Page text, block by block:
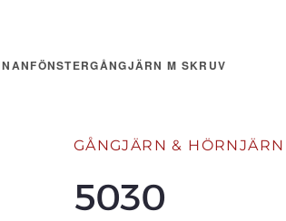
M SKRUV
GÅNGJÄRN & HÖRNJÄRN
5030